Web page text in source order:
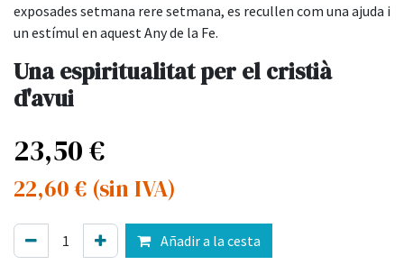
exposades setmana rere setmana, es recullen com una ajuda i
un estímul en aquest Any de la Fe.
Una espiritualitat per el cristià
d'avui
23,50€
22,60€ (sin IVA)
Añadir a la cesta